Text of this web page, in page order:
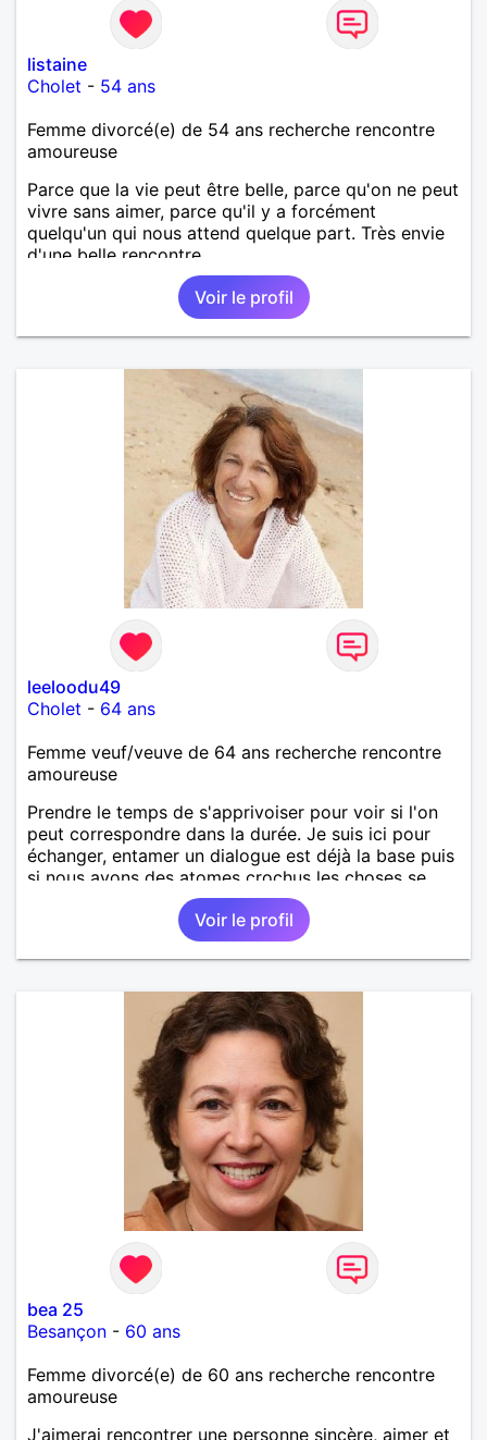
listaine
Cholet - 54 ans
Femme divorcé(e) de 54 ans recherche rencontre
amoureuse
Parce que la vie peut être belle, parce qu'on ne peut
vivre sans aimer, parce qu'il y a forcément
quelqu'un qui nous attend quelque part. Très envie
d'une belle rencontre.
Voir le profil
leeloodu49
Cholet - 64 ans
Femme veuf/veuve de 64 ans recherche rencontre
amoureuse
Prendre le temps de s'apprivoiser pour voir si l'on
peut correspondre dans la durée. Je suis ici pour
échanger, entamer un dialogue est déjà la base puis
si nous avons des atomes crochus les choses se
mettrons en place petit à petit normalement.
Voir le profil
bea 25
Besançon - 60 ans
Femme divorcé(e) de 60 ans recherche rencontre
amoureuse
J'aimerai rencontrer une personne sincère, aimer et